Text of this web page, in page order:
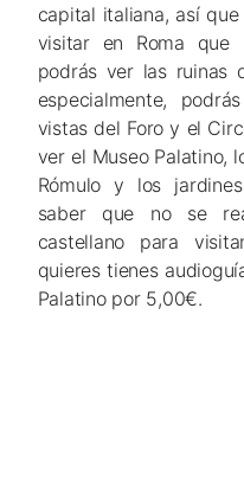
capital italiana, así
visitar en Roma que
podrás ver las ruinas
especialmente,
vistas del Foro y el
ver el Museo Palatino,
Rómulo y los
saber que no se
castellano para
quieres tienes
Palatino por 5,00€.